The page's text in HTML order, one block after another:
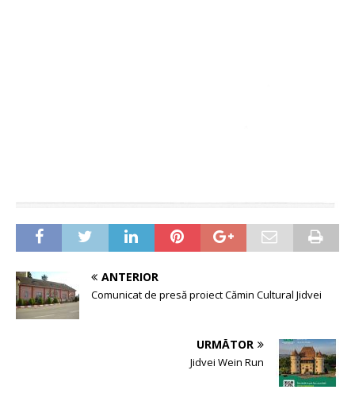
ANTERIOR
Comunicat de presă proiect Cămin Cultural Jidvei
URMĂTOR
Jidvei Wein Run